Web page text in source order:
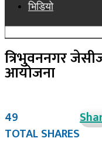
भिडियो
त्रिभुवननगर
आयोजना
49
TOTAL SHARES